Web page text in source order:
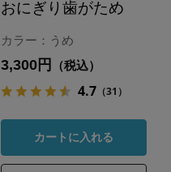
おにぎり歯がため
カラー：うめ
3,300円 （税込）
4.7（31）
カートに入れる